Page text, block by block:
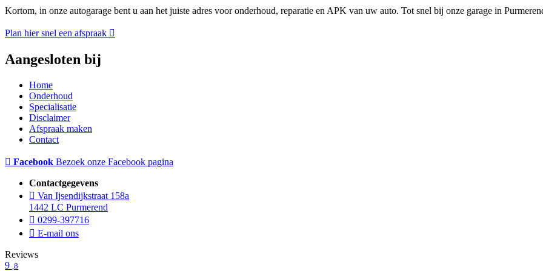
Kortom, in onze autogarage bent u aan het juiste adres voor onderhoud, reparatie en APK van uw auto. Tot snel bij onze garage in
Plan hier snel een afspraak
Aangesloten bij
Home
Onderhoud
Specialisatie
Disclaimer
Afspraak maken
Contact
Facebook Bezoek onze Facebook pagina
Contactgegevens
Van Ijsendijkstraat 158a
1442 LC Purmerend
0299-397716
E-mail ons
Reviews
9 ,8